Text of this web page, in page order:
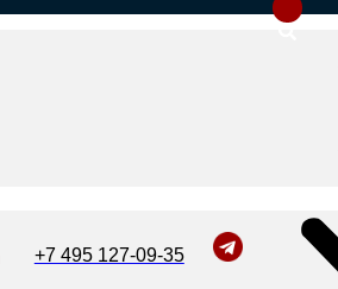
+7 495 127-09-35